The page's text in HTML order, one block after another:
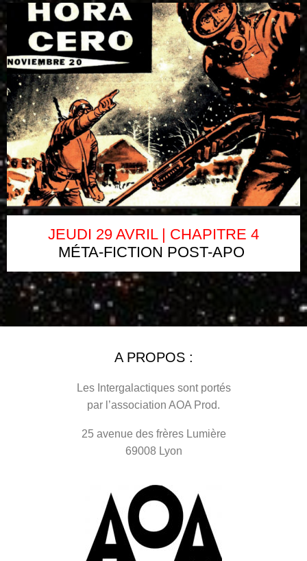
JEUDI 29 AVRIL | CHAPITRE 4
MÉTA-FICTION POST-APO
A PROPOS :
Les Intergalactiques sont portés
par l’association AOA Prod.
25 avenue des frères Lumière
69008 Lyon